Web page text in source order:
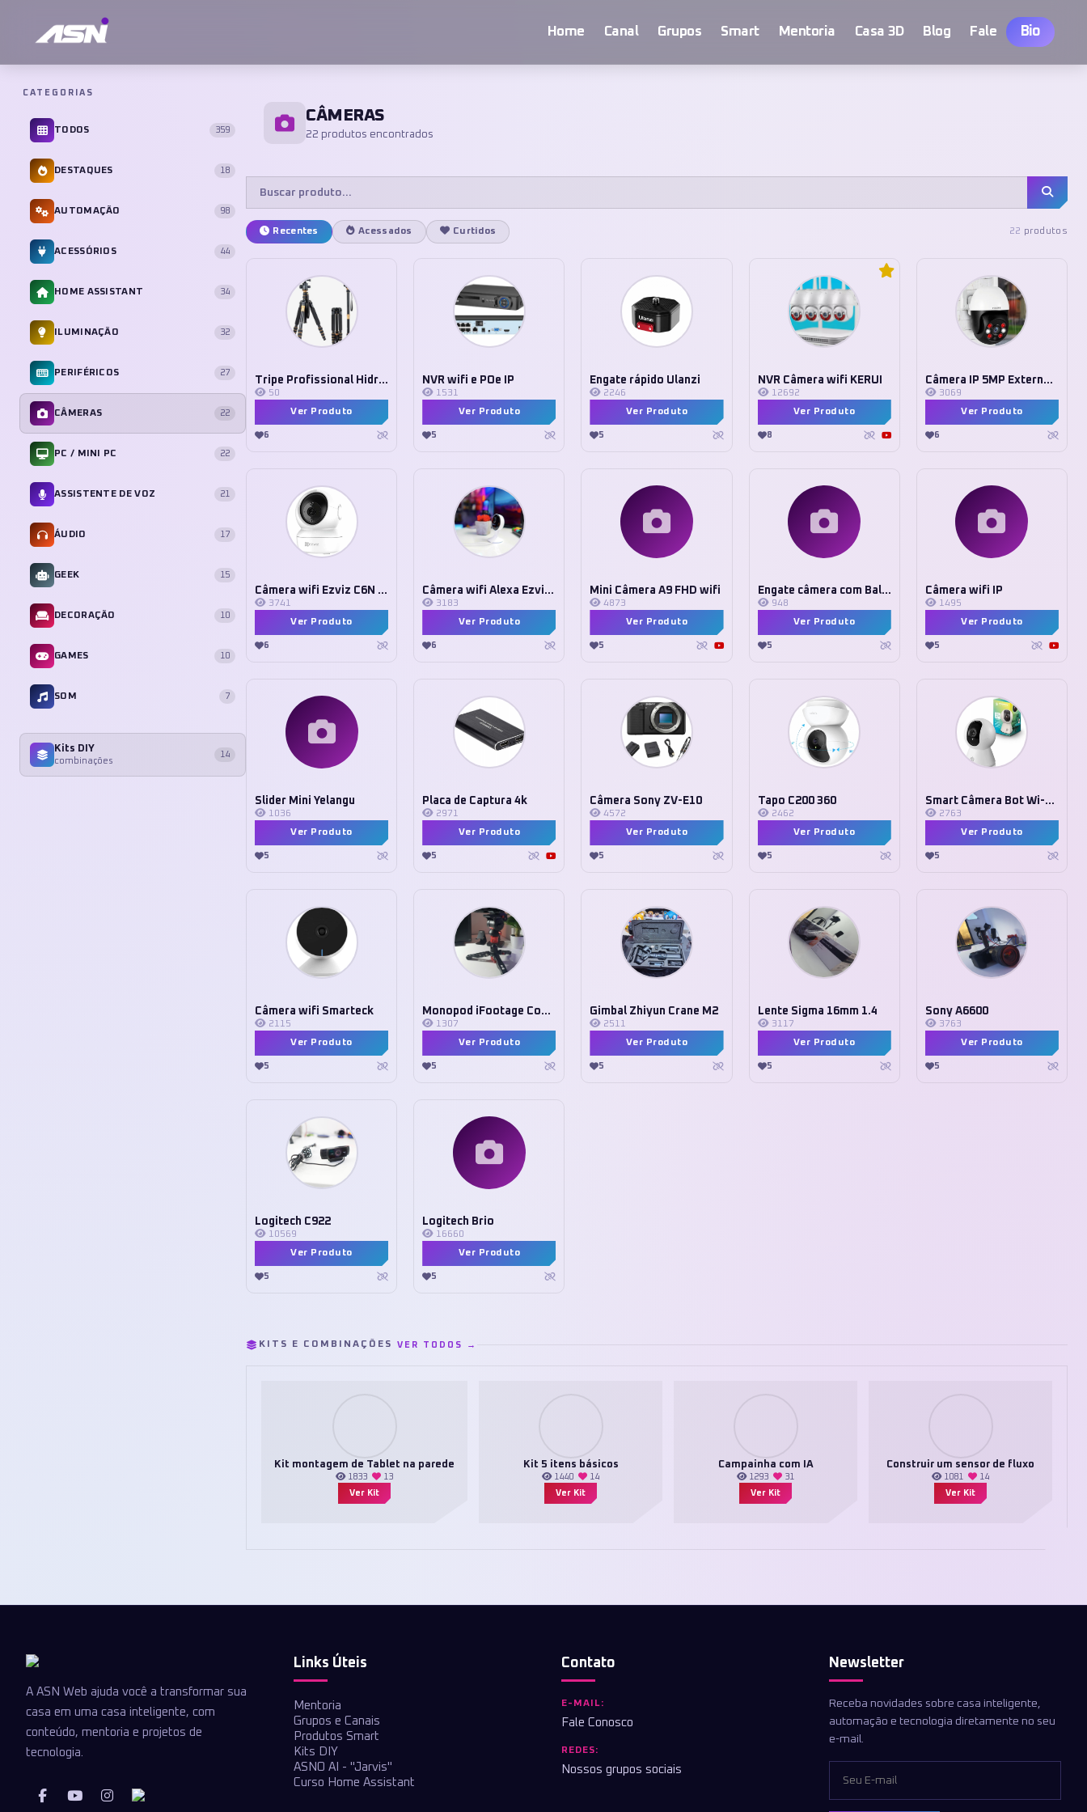
Home Canal Grupos Smart Mentoria Casa 3D Blog Fale Bio
CATEGORIAS
TODOS 359
DESTAQUES 18
AUTOMAÇÃO 98
ACESSÓRIOS 44
HOME ASSISTANT 34
ILUMINAÇÃO 32
PERIFÉRICOS 27
CÂMERAS 22
PC / MINI PC 22
ASSISTENTE DE VOZ 21
ÁUDIO 17
GEEK 15
DECORAÇÃO 10
GAMES 10
SOM 7
Kits DIY
combinações
14
CÂMERAS
22 produtos encontrados
Recentes Acessados Curtidos 22 produtos
Tripe Profissional Hidráulico 2 Em 1
50
Ver Produto
6
NVR wifi e POe IP
1531
Ver Produto
5
Engate rápido Ulanzi
2246
Ver Produto
5
NVR Câmera wifi KERUI
12692
Ver Produto
8
Câmera IP 5MP Externa CCTV
3069
Ver Produto
6
Câmera wifi Ezviz C6N 360
3741
Ver Produto
6
Câmera wifi Alexa Ezviz C1C
3183
Ver Produto
6
Mini Câmera A9 FHD wifi
4873
Ver Produto
5
Engate câmera com Ballhead
948
Ver Produto
5
Câmera wifi IP
1495
Ver Produto
5
Slider Mini Yelangu
1036
Ver Produto
5
Placa de Captura 4k
2971
Ver Produto
5
Câmera Sony ZV-E10
4572
Ver Produto
5
Tapo C200 360
2462
Ver Produto
5
Smart Câmera Bot Wi-Fi 360
2763
Ver Produto
5
Câmera wifi Smarteck
2115
Ver Produto
5
Monopod iFootage Cobra 2
1307
Ver Produto
5
Gimbal Zhiyun Crane M2
2511
Ver Produto
5
Lente Sigma 16mm 1.4
3117
Ver Produto
5
Sony A6600
3763
Ver Produto
5
Logitech C922
10569
Ver Produto
5
Logitech Brio
16660
Ver Produto
5
KITS E COMBINAÇÕES VER TODOS →
Kit montagem de Tablet na parede
1833
13
Ver Kit
Kit 5 itens básicos
1440
14
Ver Kit
Campainha com IA
1293
31
Ver Kit
Construir um sensor de fluxo
1081
14
Ver Kit
A ASN Web ajuda você a transformar sua
casa em uma casa inteligente, com
conteúdo, mentoria e projetos de
tecnologia.
Links Úteis
Mentoria
Grupos e Canais
Produtos Smart
Kits DIY
ASNO AI - "Jarvis"
Curso Home Assistant
Contato
E-MAIL:
Fale Conosco
REDES:
Nossos grupos sociais
Newsletter
Receba novidades sobre casa inteligente,
automação e tecnologia diretamente no seu
e-mail.